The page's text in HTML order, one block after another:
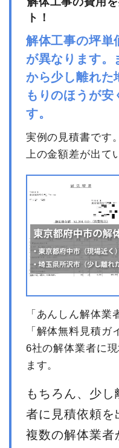
小計
消費税
合計金額
建物の種類/構造
坪数
建物解体費用
総額
品名
養生費
室内残置物撤去
諸経費
小計
消費税
合計金額
ト！
解体工事の坪単
が異なります。
から少し離れた
もりのほうが安
す。
実例の見積書です
上の金額差が出て
「あんしん解体業
「解体無料見積ガ
6社の解体業者に
ます。
もちろん、少
者に見積依頼を
複数の解体業者